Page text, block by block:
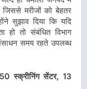
जिससे मरीजों को बेहतर
सुझाव दिया कि यदि
हो तो संबंधित विभाग
समय रहते उपलब्ध
स्क्रीनिंग सेंटर, 13